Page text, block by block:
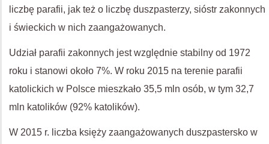
liczbę parafii, jak też o liczbę duszpasterzy, sióstr zakonnych
i świeckich w nich zaangażowanych.
Udział parafii zakonnych jest względnie stabilny od 1972
roku i stanowi około 7%. W roku 2015 na terenie parafii
katolickich w Polsce mieszkało 35,5 mln osób, w tym 32,7
mln katolików (92% katolików).
W 2015 r. liczba księży zaangażowanych duszpastersko w